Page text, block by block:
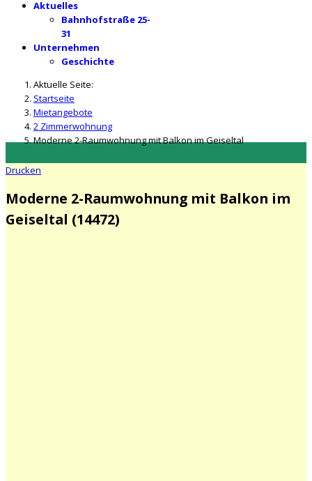
Aktuelles
Bahnhofstraße 25-
31
Unternehmen
Geschichte
Aktuelle Seite:
Startseite
Mietangebote
2 Zimmerwohnung
Moderne 2-Raumwohnung mit Balkon im Geiseltal
Drucken
Moderne 2-Raumwohnung mit Balkon im
Geiseltal (14472)